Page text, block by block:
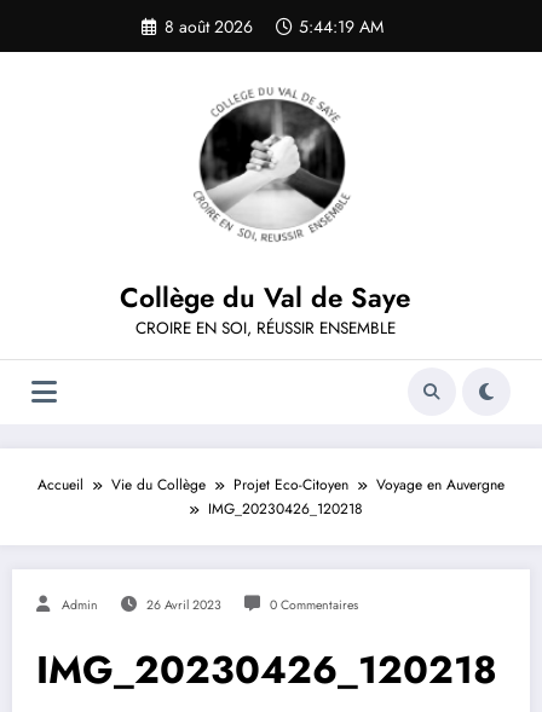
contenu
8 août 2026 5:44:19 AM
Collège du Val de Saye
CROIRE EN SOI, RÉUSSIR ENSEMBLE
Accueil Vie du Collège Projet Eco-Citoyen
Voyage en Auvergne
IMG_20230426_120218
Admin 26 Avril 2023 0 Commentaires
IMG_20230426_120218